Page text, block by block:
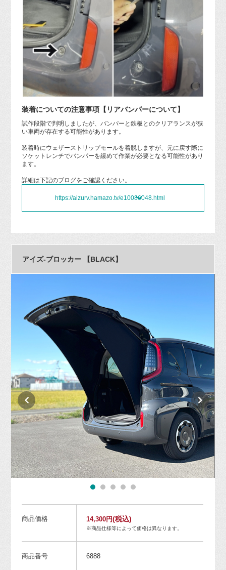
装着についての注意事項【リアバンパーについて】
試作段階で判明しましたが、バンパーと鉄板とのクリアランスが狭
い車両が存在する可能性があります。
装着時にウェザーストリップモールを着脱しますが、元に戻す際に
ソケットレンチでバンパーを緩めて作業が必要となる可能性があり
ます。
詳細は下記のブログをご確認ください。
https://aizurv.hamazo.tv/e10086048.html
アイズ-ブロッカー 【BLACK】
商品価格 14,300円(税込)
※商品仕様等によって価格は異なります。
商品番号 6888